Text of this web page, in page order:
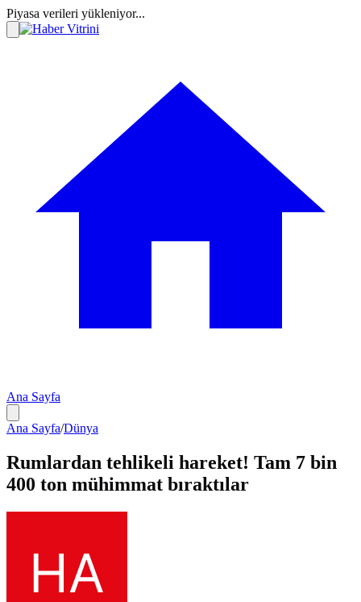
Piyasa verileri yükleniyor...
Ana Sayfa
Ana Sayfa/Dünya
Rumlardan tehlikeli hareket! Tam 7 bin
400 ton mühimmat bıraktılar